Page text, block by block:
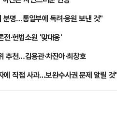
명…통일부에 독려·응원 보낸 것"
·헌법소원 '맞대응'
추천…김용관·차진아·최창호
에 직접 사과…보완수사권 문제 알릴